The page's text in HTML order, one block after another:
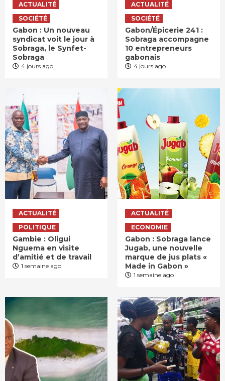
ACTUALITÉ
SOCIÉTÉ
Gabon : Un nouveau
syndicat voit le jour à
Sobraga, le Synfet-
Sobraga
4 jours ago
ACTUALITÉ
SOCIÉTÉ
Gabon/Épicerie 241 :
Sobraga accompagne
10 entrepreneurs
gabonais
4 jours ago
ACTUALITÉ
POLITIQUE
Gambie : Oligui
Nguema en visite
d’amitié et de travail
1 semaine ago
ACTUALITÉ
ECONOMIE
Gabon : Sobraga lance
Jugab, une nouvelle
marque de jus plats «
Made in Gabon »
1 semaine ago